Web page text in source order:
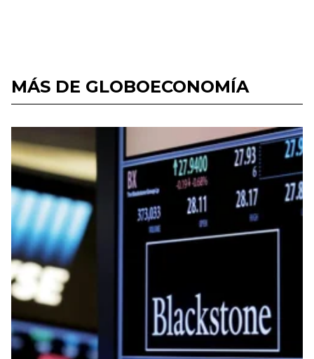
MÁS DE GLOBOECONOMÍA